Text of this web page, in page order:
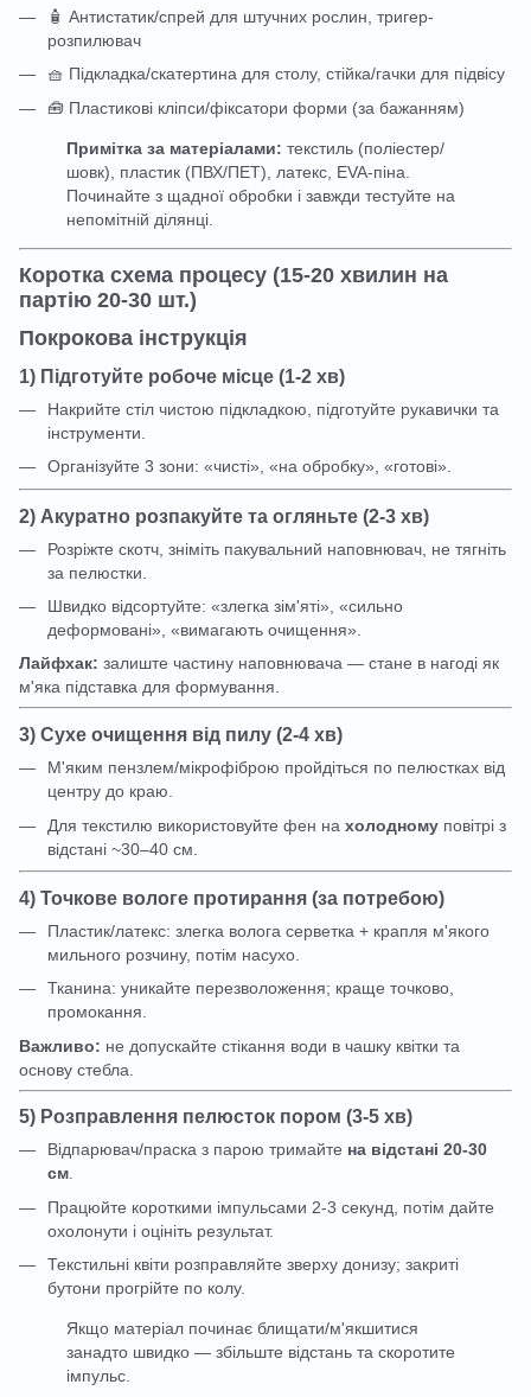
🧴 Антистатик/спрей для штучних рослин, тригер-
розпилювач
🧺 Підкладка/скатертина для столу, стійка/гачки для підвісу
🧰 Пластикові кліпси/фіксатори форми (за бажанням)
Примітка за матеріалами: текстиль (поліестер/
шовк), пластик (ПВХ/ПЕТ), латекс, EVA-піна.
Починайте з щадної обробки і завжди тестуйте на
непомітній ділянці.
Коротка схема процесу (15-20 хвилин на
партію 20-30 шт.)
Покрокова інструкція
1) Підготуйте робоче місце (1-2 хв)
Накрийте стіл чистою підкладкою, підготуйте рукавички та
інструменти.
Організуйте 3 зони: «чисті», «на обробку», «готові».
2) Акуратно розпакуйте та огляньте (2-3 хв)
Розріжте скотч, зніміть пакувальний наповнювач, не тягніть
за пелюстки.
Швидко відсортуйте: «злегка зім'яті», «сильно
деформовані», «вимагають очищення».
Лайфхак: залиште частину наповнювача — стане в нагоді як
м'яка підставка для формування.
3) Сухе очищення від пилу (2-4 хв)
М'яким пензлем/мікрофіброю пройдіться по пелюстках від
центру до краю.
Для текстилю використовуйте фен на холодному повітрі з
відстані ~30–40 см.
4) Точкове вологе протирання (за потребою)
Пластик/латекс: злегка волога серветка + крапля м'якого
мильного розчину, потім насухо.
Тканина: уникайте перезволоження; краще точково,
промокання.
Важливо: не допускайте стікання води в чашку квітки та
основу стебла.
5) Розправлення пелюсток пором (3-5 хв)
Відпарювач/праска з парою тримайте на відстані 20-30
см.
Працюйте короткими імпульсами 2-3 секунд, потім дайте
охолонути і оцініть результат.
Текстильні квіти розправляйте зверху донизу; закриті
бутони прогрійте по колу.
Якщо матеріал починає блищати/м'якшитися
занадто швидко — збільште відстань та скоротите
імпульс.